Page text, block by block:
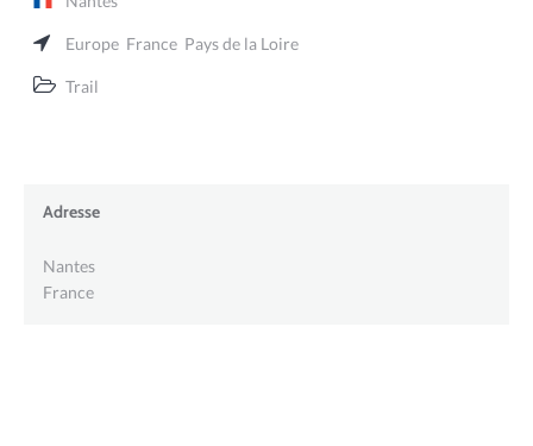
Europe France Pays de la Loire
Trail
Adresse
Nantes
France